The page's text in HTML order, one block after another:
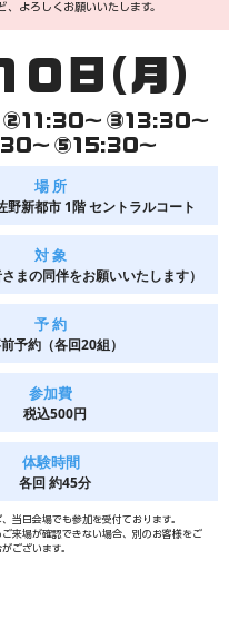
、よろしくお願いいたします。
日​(月)
〜 ③13:30〜
〜 ⑤15:30〜
​場 所
野新都市 1階 セントラルコート
​対 象
まの同伴をお願いいたします）
​予 約​
予約（各回20組）
​参加費
税込500円
​体験時間
​各回 約45分
当日会場でも参加を受付ております。​
来場が確認できない場合、別のお客様をご
ございます。